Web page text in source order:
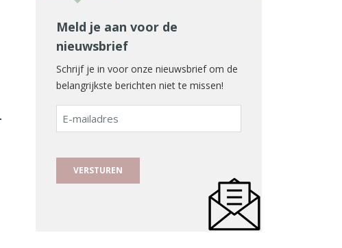
Meld je aan voor de
nieuwsbrief
Schrijf je in voor onze nieuwsbrief om de
belangrijkste berichten niet te missen!
E-
mailadres